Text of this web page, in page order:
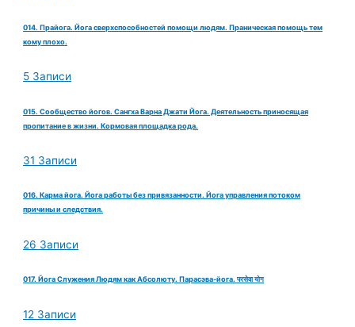
014. Прайога. Йога сверхспособностей помощи людям. Праническая помощь тем
кому плохо.
5 Записи
015. Сообщество йогов. Сангха Варна Джати Йога. Деятельность приносящая
пропитание в жизни. Кормовая площадка рода.
31 Записи
016. Карма йога. Йога работы без привязанности. Йога управления потоком
причины и следствия.
26 Записи
017. Йога Служения Людям как Абсолюту. Парасэва-йога. परसेवा योग
12 Записи